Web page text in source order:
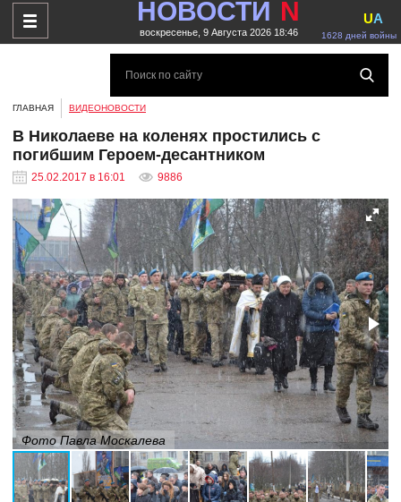
НОВОСТИ N
воскресенье, 9 Августа 2026 18:46 1628 дней войны
UA
ГЛАВНАЯ ВИДЕОНОВОСТИ
В Николаеве на коленях простились с
погибшим Героем-десантником
25.02.2017 в 16:01 9886
Фото Павла Москалева